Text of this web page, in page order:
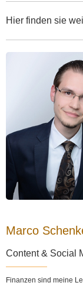
Hier finden sie
Marco
Content & Social
Finanzen sind meine